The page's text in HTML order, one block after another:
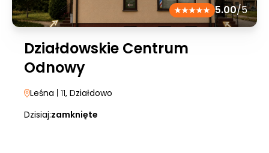
5.00/5
Działdowskie Centrum
Odnowy
Leśna | 11, Działdowo
Dzisiaj:zamknięte